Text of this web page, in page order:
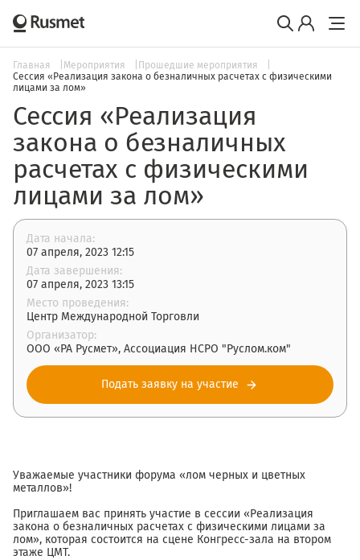
Главная Мероприятия
Прошедшие мероприятия
Сессия «Реализация закона о безналичных расчетах с физическими
лицами за лом»
Сессия «Реализация
закона о безналичных
расчетах с физическими
лицами за лом»
Дата начала:
07 апреля, 2023 12:15
Дата завершения:
07 апреля, 2023 13:15
Место проведения:
Центр Международной Торговли
Организатор:
ООО «РА Русмет», Ассоциация НСРО "Руслом.ком"
Подать заявку на участие
Уважаемые участники форума «лом черных и цветных
металлов»!
Приглашаем вас принять участие в сессии «Реализация
закона о безналичных расчетах с физическими лицами за
лом», которая состоится на сцене Конгресс-зала на втором
этаже ЦМТ.